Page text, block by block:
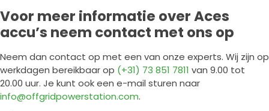
Voor meer informatie over Aces
accu’s neem contact met ons op
Neem dan contact op met een van onze experts. Wij zijn op
werkdagen bereikbaar op (+31) 73 851 7811 van 9.00 tot
20.00 uur. Je kunt ook een e-mail sturen naar
info@offgridpowerstation.com.